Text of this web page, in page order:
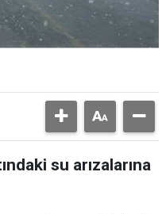
su arızalarına